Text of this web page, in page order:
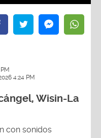
4:24 PM
Wisin-La
con sonidos